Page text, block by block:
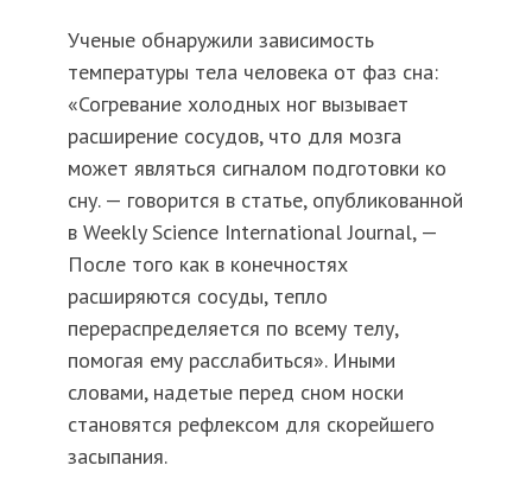
Ученые обнаружили зависимость
температуры тела человека от фаз сна:
«Согревание холодных ног вызывает
расширение сосудов, что для мозга
может являться сигналом подготовки ко
сну. — говорится в статье, опубликованной
в Weekly Science International Journal, —
После того как в конечностях
расширяются сосуды, тепло
перераспределяется по всему телу,
помогая ему расслабиться». Иными
словами, надетые перед сном носки
становятся рефлексом для скорейшего
засыпания.